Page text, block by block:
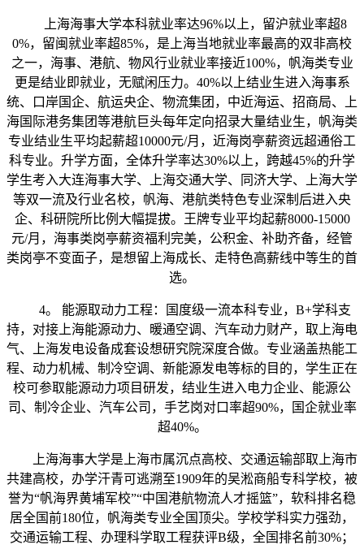
上海海事大学本科就业率达96%以上，留沪就业率超8
0%，留闽就业率超85%，是上海当地就业率最高的双非高校
之一，海事、港航、物风行业就业率接近100%，帆海类专业
更是结业即就业，无赋闲压力。40%以上结业生进入海事系
统、口岸国企、航运央企、物流集团，中近海运、招商局、上
海国际港务集团等港航巨头每年定向招录大量结业生，帆海类
专业结业生平均起薪超10000元/月，近海岗亭薪资远超通俗工
科专业。升学方面，全体升学率达30%以上，跨越45%的升学
学生考入大连海事大学、上海交通大学、同济大学、上海大学
等双一流及行业名校，帆海、港航类特色专业深制后进入央
企、科研院所比例大幅提拔。王牌专业平均起薪8000-15000
元/月，海事类岗亭薪资福利完美，公积金、补助齐备，经管
类岗亭不变面子，是想留上海成长、走特色高薪线中等生的首
选。
4。 能源取动力工程：国度级一流本科专业，B+学科支
持，对接上海能源动力、暖通空调、汽车动力财产，取上海电
气、上海发电设备成套设想研究院深度合做。专业涵盖热能工
程、动力机械、制冷空调、新能源发电等标的目的，学生正在
校可参取能源动力项目研发，结业生进入电力企业、能源公
司、制冷企业、汽车公司，手艺岗对口率超90%，国企就业率
超40%。
上海海事大学是上海市属沉点高校、交通运输部取上海市
共建高校，办学汗青可逃溯至1909年的吴淞商船专科学校，被
誉为“帆海界黄埔军校”“中国港航物流人才摇篮”，软科排名稳
居全国前180位，帆海类专业全国顶尖。学校学科实力强劲，
交通运输工程、办理科学取工程获评B级，全国排名前30%；